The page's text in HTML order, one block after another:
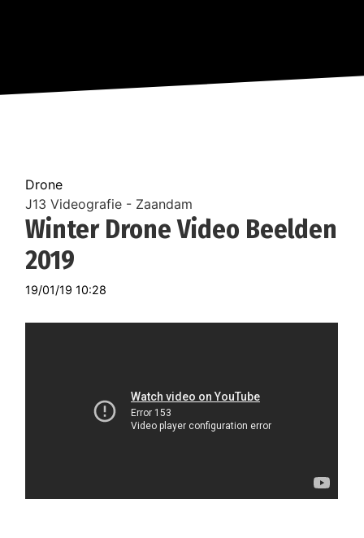
Drone
J13 Videografie - Zaandam
Winter Drone Video Beelden
2019
19/01/19 10:28